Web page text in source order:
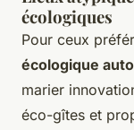
écologiques
Pour ceux
écologique
marier
éco-gîtes et